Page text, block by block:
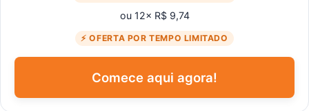
ou 12× R$ 9,74
⚡ OFERTA POR TEMPO LIMITADO
Comece aqui agora!